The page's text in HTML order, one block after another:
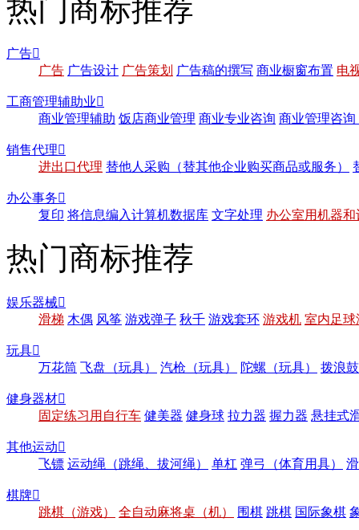
热门商标推荐
广告
广告 广告设计 广告策划 广告稿的撰写 商业橱窗布置 电
工商管理辅助业
商业管理辅助 饭店商业管理 商业专业咨询 商业管理咨询
销售代理
进出口代理 替他人采购（替其他企业购买商品或服务）
办公事务
复印 将信息编入计算机数据库 文字处理 办公室用机器
热门商标推荐
娱乐器械
滑梯 木偶 风筝 游戏弹子 秋千 游戏套环 游戏机 室内足球
玩具
万花筒 飞盘（玩具） 汽枪（玩具） 陀螺（玩具） 拨浪
健身器材
固定练习用自行车 健美器 健身球 拉力器 握力器 悬挂式
其他运动
飞镖 运动绳（跳绳、拔河绳） 单杠 弹弓（体育用具）
棋牌
跳棋（游戏）
全自动麻将桌（机） 围棋 跳棋 国际象棋